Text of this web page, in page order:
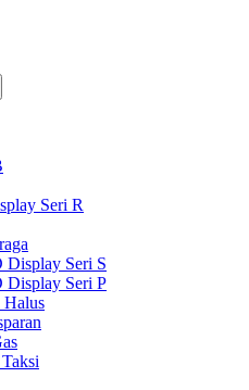
Seri R
Display Seri S
Display Seri P